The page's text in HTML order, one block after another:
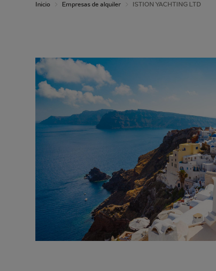
Inicio Empresas de alquiler ISTION YACHTING LTD